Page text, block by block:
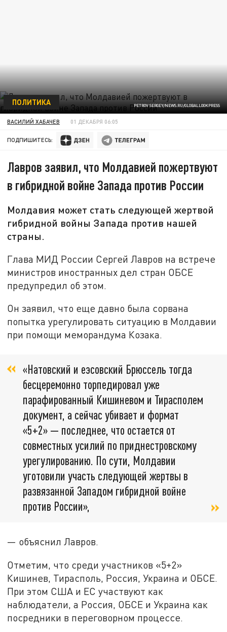
PETROV SERGEY/NEWS.RU/GLOBALLOOKPRESS
ПОЛИТИКА
ВАСИЛИЙ ХАБАЧЕВ 01 ДЕКАБРЯ 06:05
ПОДПИШИТЕСЬ:
Лавров заявил, что Молдавией пожертвуют
в гибридной войне Запада против России
Молдавия может стать следующей жертвой
гибридной войны Запада против нашей
страны.
Глава МИД России Сергей Лавров на встрече
министров иностранных дел стран ОБСЕ
предупредил об этом.
Он заявил, что еще давно была сорвана
попытка урегулировать ситуацию в Молдавии
при помощи меморандума Козака.
«Натовский и еэсовский Брюссель тогда
бесцеремонно торпедировал уже
парафированный Кишиневом и Тирасполем
документ, а сейчас убивает и формат
«5+2» — последнее, что остается от
совместных усилий по приднестровскому
урегулированию. По сути, Молдавии
уготовили участь следующей жертвы в
развязанной Западом гибридной войне
против России»,
— объяснил Лавров.
Отметим, что среди участников «5+2»
Кишинев, Тирасполь, Россия, Украина и ОБСЕ.
При этом США и ЕС участвуют как
наблюдатели, а Россия, ОБСЕ и Украина как
посредники в переговорном процессе.